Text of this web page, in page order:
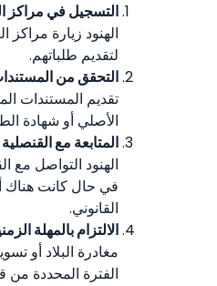
التسجيل في مراكز
الهنود زيارة مراكز
لتقديم طلباتهم.
التحقق من
تقديم المستندات
الأصلي أو شهادة
المتابعة مع القنصلية
الهنود التواصل مع
في حال كانت هناك
القانوني.
الالتزام بالمهلة
مغادرة البلاد أو
الفترة المحددة من